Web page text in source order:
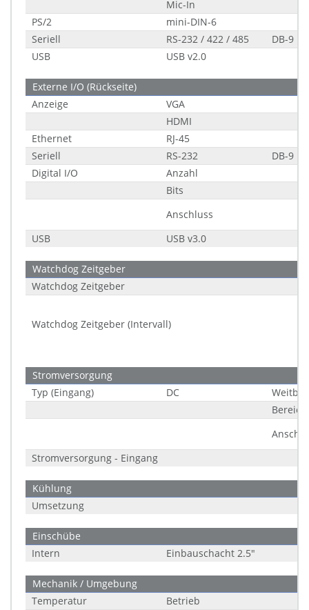
Mic-In
PS/2
mini-DIN-6
Seriell
RS-232 / 422 / 485
DB-9
USB
USB v2.0
Externe I/O (Rückseite)
Anzeige
VGA
HDMI
Ethernet
RJ-45
Seriell
RS-232
DB-9
Digital I/O
Anzahl
Bits
Anschluss
USB
USB v3.0
Watchdog Zeitgeber
Watchdog Zeitgeber
Watchdog Zeitgeber (Intervall)
Stromversorgung
Typ (Eingang)
DC
Bereich
Stromversorgung - Eingang
Kühlung
Umsetzung
Einschübe
Intern
Einbauschacht 2.5"
Mechanik / Umgebung
Temperatur
Betrieb